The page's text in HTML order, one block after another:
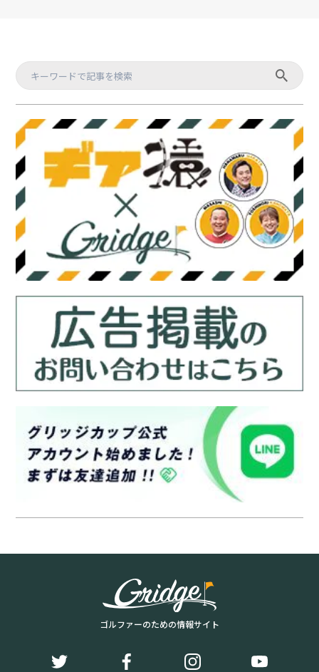
ゴルファーのための情報サイト